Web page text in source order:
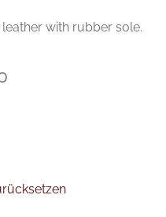
with rubber sole.